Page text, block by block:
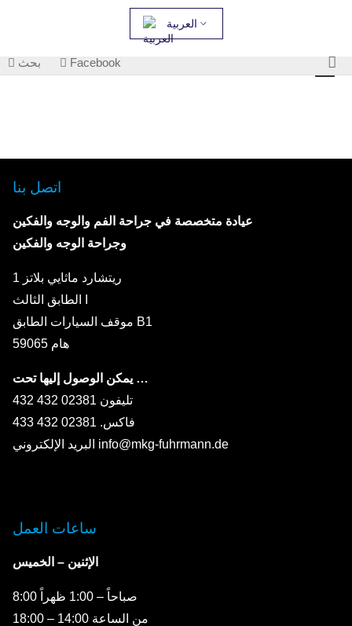
العربية
Facebook
اتصل بنا
عيادة متخصصة في جراحة الفم والوجه والفكين
وجراحة الوجه والفكين
ريتشارد ماثايي بلاتز 1
موقف السيارات الطابق B1
59065 هام
يمكن الوصول إليها تحت …
تليفون 02381 432 432
فاكس. 02381 432 433
البريد الإلكتروني info@mkg-fuhrmann.de
ساعات العمل
الإثنين – الخميس
8:00 صباحاً – 1:00 ظهراً
من الساعة 14:00 – 18:00